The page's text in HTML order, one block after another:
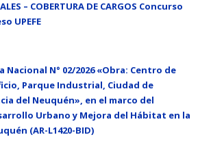
– COBERTURA DE CARGOS Concurso
UPEFE
Nacional N° 02/2026 «Obra: Centro de
Parque Industrial, Ciudad de
del Neuquén», en el marco del
Urbano y Mejora del Hábitat en la
(AR-L1420-BID)